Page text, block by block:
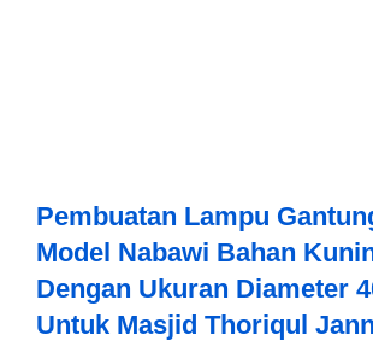
Pembuatan Lampu
Model Nabawi Bahan
Dengan Ukuran Diameter
Untuk Masjid Thoriqul